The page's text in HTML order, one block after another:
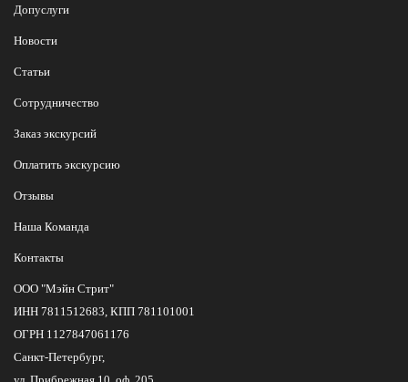
Допуслуги
Новости
Статьи
Сотрудничество
Заказ экскурсий
Оплатить экскурсию
Отзывы
Наша Команда
Контакты
ООО "Мэйн Стрит"
ИНН 7811512683, КПП 781101001
ОГРН 1127847061176
Санкт-Петербург,